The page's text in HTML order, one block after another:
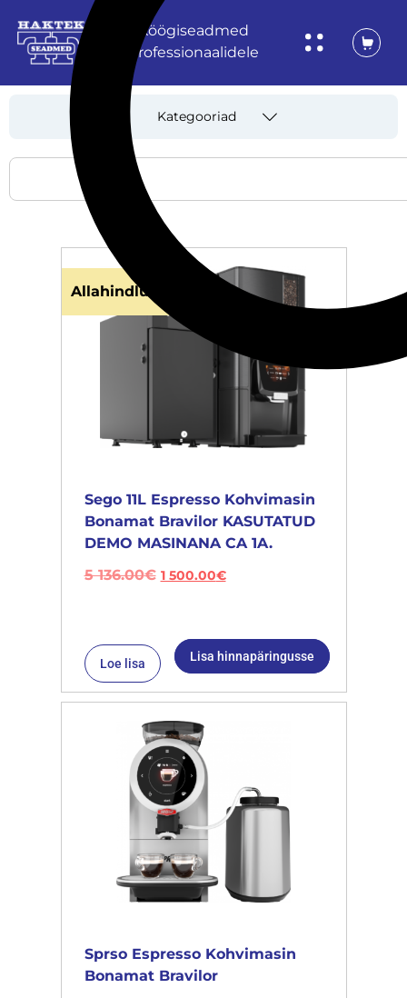
Köögiseadmed
professionaalidele
Kategooriad
Allahindlus!
Sego 11L Espresso Kohvimasin
Bonamat Bravilor KASUTATUD
DEMO MASINANA CA 1A.
5 136.00€ 1 500.00€
Loe lisa Lisa hinnapäringusse
Sprso Espresso Kohvimasin
Bonamat Bravilor